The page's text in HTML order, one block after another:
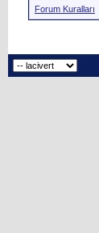
Forum Kuralları